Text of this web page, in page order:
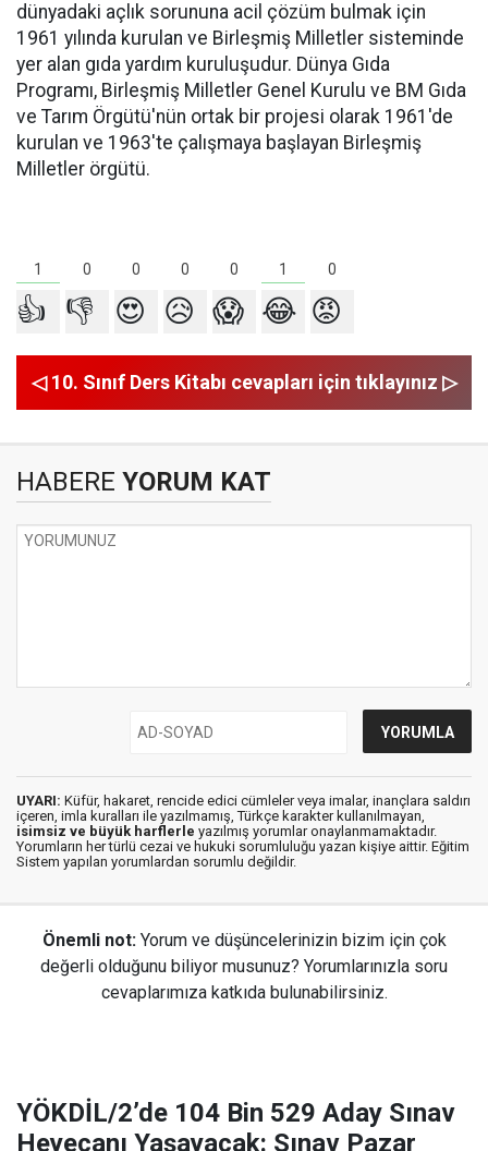
dünyadaki açlık sorununa acil çözüm bulmak için
1961 yılında kurulan ve Birleşmiş Milletler sisteminde
yer alan gıda yardım kuruluşudur. Dünya Gıda
Programı, Birleşmiş Milletler Genel Kurulu ve BM Gıda
ve Tarım Örgütü'nün ortak bir projesi olarak 1961'de
kurulan ve 1963'te çalışmaya başlayan Birleşmiş
Milletler örgütü.
1 0 0 0 0 1 0
👍 👎 😍 😥 😱 😂 😡
◁ 10. Sınıf Ders Kitabı cevapları için tıklayınız ▷
HABERE YORUM KAT
UYARI: Küfür, hakaret, rencide edici cümleler veya imalar, inançlara saldırı
içeren, imla kuralları ile yazılmamış, Türkçe karakter kullanılmayan,
isimsiz ve büyük harflerle yazılmış yorumlar onaylanmamaktadır.
Yorumların her türlü cezai ve hukuki sorumluluğu yazan kişiye aittir. Eğitim
Sistem yapılan yorumlardan sorumlu değildir.
Önemli not: Yorum ve düşüncelerinizin bizim için çok
değerli olduğunu biliyor musunuz? Yorumlarınızla soru
cevaplarımıza katkıda bulunabilirsiniz.
YÖKDİL/2’de 104 Bin 529 Aday Sınav
Heyecanı Yaşayacak: Sınav Pazar